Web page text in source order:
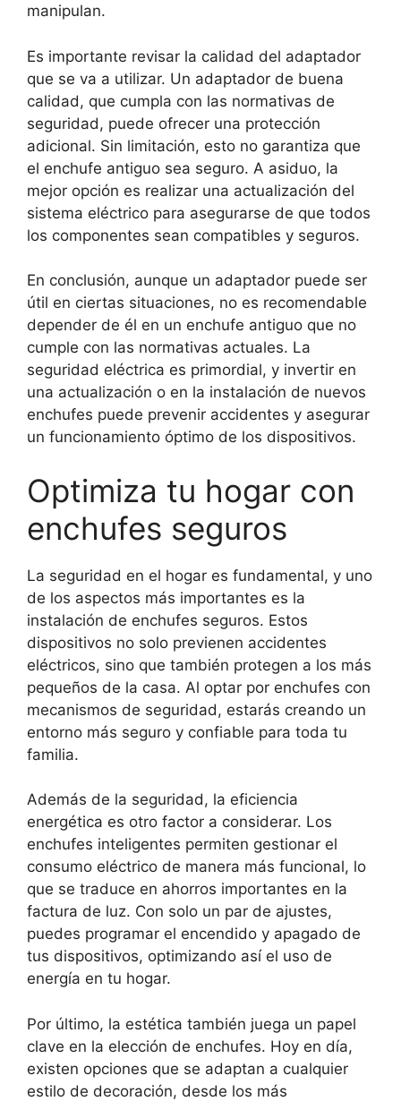
manipulan.
Es importante revisar la calidad del adaptador
que se va a utilizar. Un adaptador de buena
calidad, que cumpla con las normativas de
seguridad, puede ofrecer una protección
adicional. Sin limitación, esto no garantiza que
el enchufe antiguo sea seguro. A asiduo, la
mejor opción es realizar una actualización del
sistema eléctrico para asegurarse de que todos
los componentes sean compatibles y seguros.
En conclusión, aunque un adaptador puede ser
útil en ciertas situaciones, no es recomendable
depender de él en un enchufe antiguo que no
cumple con las normativas actuales. La
seguridad eléctrica es primordial, y invertir en
una actualización o en la instalación de nuevos
enchufes puede prevenir accidentes y asegurar
un funcionamiento óptimo de los dispositivos.
Optimiza tu hogar con
enchufes seguros
La seguridad en el hogar es fundamental, y uno
de los aspectos más importantes es la
instalación de enchufes seguros. Estos
dispositivos no solo previenen accidentes
eléctricos, sino que también protegen a los más
pequeños de la casa. Al optar por enchufes con
mecanismos de seguridad, estarás creando un
entorno más seguro y confiable para toda tu
familia.
Además de la seguridad, la eficiencia
energética es otro factor a considerar. Los
enchufes inteligentes permiten gestionar el
consumo eléctrico de manera más funcional, lo
que se traduce en ahorros importantes en la
factura de luz. Con solo un par de ajustes,
puedes programar el encendido y apagado de
tus dispositivos, optimizando así el uso de
energía en tu hogar.
Por último, la estética también juega un papel
clave en la elección de enchufes. Hoy en día,
existen opciones que se adaptan a cualquier
estilo de decoración, desde los más